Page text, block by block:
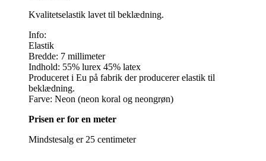
Kvalitetselastik lavet til beklædning.
Info:
Elastik
Bredde: 7 millimeter
Indhold: 55% lurex 45% latex
Produceret i Eu på fabrik der producerer elastik til
beklædning.
Farve: Neon (neon koral og neongrøn)
Prisen er for en meter
Mindstesalg er 25 centimeter